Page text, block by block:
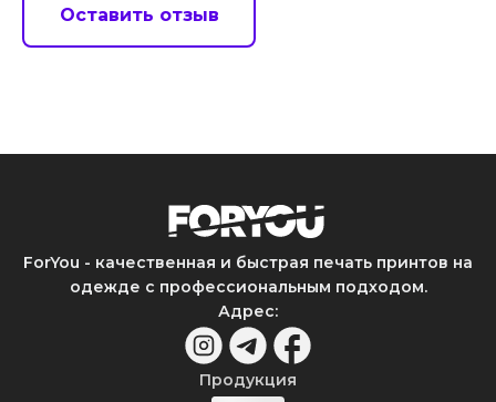
Оставить отзыв
ForYou - качественная и быстрая печать принтов на
одежде с профессиональным подходом.
Адрес:
Продукция